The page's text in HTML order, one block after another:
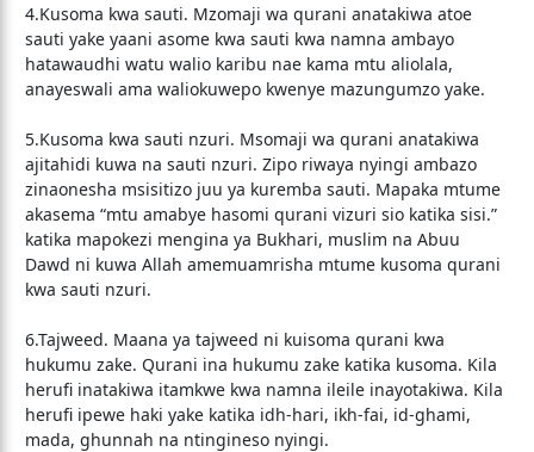
4.Kusoma kwa sauti. Mzomaji wa qurani anatakiwa atoe
sauti yake yaani asome kwa sauti kwa namna ambayo
hatawaudhi watu walio karibu nae kama mtu aliolala,
anayeswali ama waliokuwepo kwenye mazungumzo yake.
5.Kusoma kwa sauti nzuri. Msomaji wa qurani anatakiwa
ajitahidi kuwa na sauti nzuri. Zipo riwaya nyingi ambazo
zinaonesha msisitizo juu ya kuremba sauti. Mapaka mtume
akasema “mtu amabye hasomi qurani vizuri sio katika sisi.”
katika mapokezi mengina ya Bukhari, muslim na Abuu
Dawd ni kuwa Allah amemuamrisha mtume kusoma qurani
kwa sauti nzuri.
6.Tajweed. Maana ya tajweed ni kuisoma qurani kwa
hukumu zake. Qurani ina hukumu zake katika kusoma. Kila
herufi inatakiwa itamkwe kwa namna ileile inayotakiwa. Kila
herufi ipewe haki yake katika idh-hari, ikh-fai, id-ghami,
mada, ghunnah na ntingineso nyingi.